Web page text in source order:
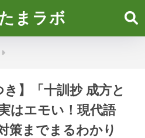
まラボ
き】「十訓抄 成方と
はエモい！現代語
策までまるわかり